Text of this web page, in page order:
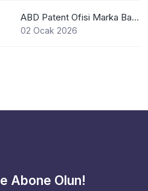
ABD Patent Ofisi Marka Başvurusu Nasıl Yapılır?
02 Ocak 2026
Abone Olun!